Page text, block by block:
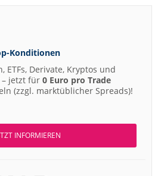
Konditionen
ETFs, Derivate, Kryptos und
jetzt für 0 Euro pro Trade
(zzgl. marktüblicher Spreads)!
INFORMIEREN